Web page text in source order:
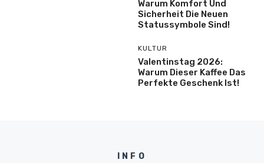
Warum Komfort Und
Sicherheit Die Neuen
Statussymbole Sind!
KULTUR
Valentinstag 2026:
Warum Dieser Kaffee Das
Perfekte Geschenk Ist!
INFO